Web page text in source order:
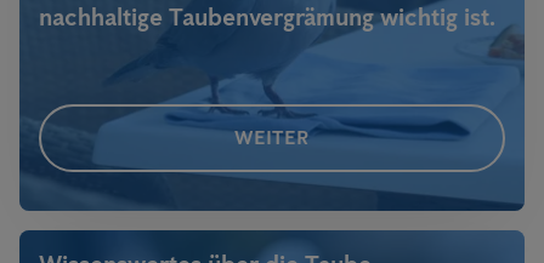
nachhaltige Taubenvergrämung wichtig ist.
WEITER